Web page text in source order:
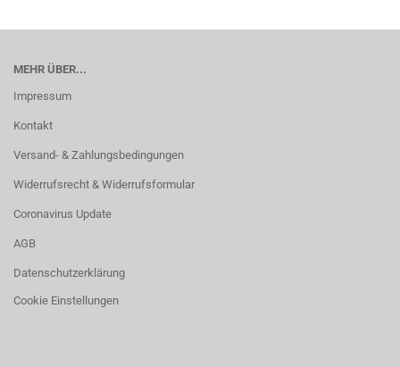
MEHR ÜBER...
Impressum
Kontakt
Versand- & Zahlungsbedingungen
Widerrufsrecht & Widerrufsformular
Coronavirus Update
AGB
Datenschutzerklärung
Cookie Einstellungen